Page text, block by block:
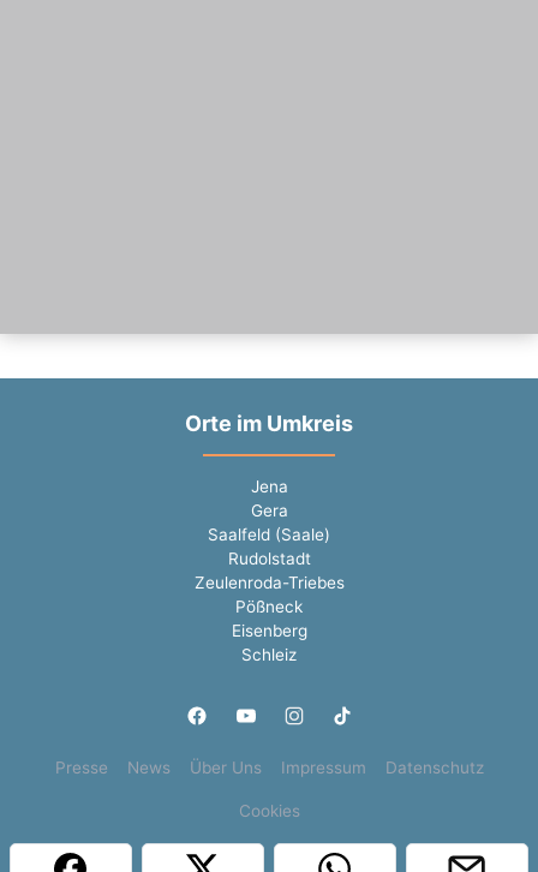
Orte im Umkreis
Jena
Gera
Saalfeld (Saale)
Rudolstadt
Zeulenroda-Triebes
Pößneck
Eisenberg
Schleiz
Presse News Über Uns Impressum Datenschutz
Cookies